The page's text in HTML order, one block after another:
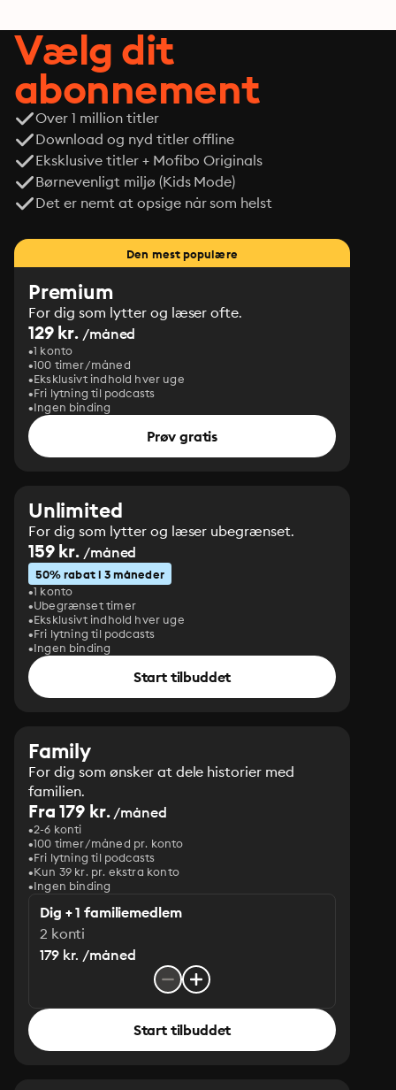
Vælg dit
abonnement
Over 1 million titler
Download og nyd titler offline
Eksklusive titler + Mofibo Originals
Børnevenligt miljø (Kids Mode)
Det er nemt at opsige når som helst
Den mest populære
Premium
For dig som lytter og læser ofte.
129 kr. /måned
1 konto
100 timer/måned
Eksklusivt indhold hver uge
Fri lytning til podcasts
Ingen binding
Prøv gratis
Unlimited
For dig som lytter og læser ubegrænset.
159 kr. /måned
50% rabat i 3 måneder
1 konto
Ubegrænset timer
Eksklusivt indhold hver uge
Fri lytning til podcasts
Ingen binding
Start tilbuddet
Family
For dig som ønsker at dele historier med
familien.
Fra 179 kr./måned
2-6 konti
100 timer/måned pr. konto
Fri lytning til podcasts
Kun 39 kr. pr. ekstra konto
Ingen binding
Dig + 1 familiemedlem
2 konti
179 kr. /måned
Start tilbuddet